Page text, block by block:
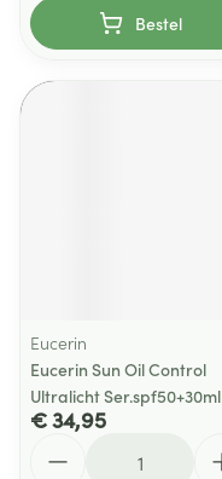
Bestel
Eucerin
Eucerin Sun Oil Control
Ultralicht Ser.spf50+30ml
€ 34,95